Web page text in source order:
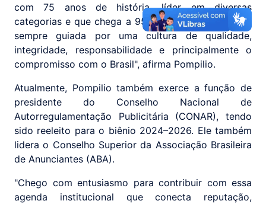
com 75 anos de história, líder em diversas
categorias e que chega a 95% dos lares brasileiros,
sempre guiada por uma cultura de qualidade,
integridade, responsabilidade e principalmente o
compromisso com o Brasil", afirma Pompilio.
Atualmente, Pompilio também exerce a função de
presidente do Conselho Nacional de
Autorregulamentação Publicitária (CONAR), tendo
sido reeleito para o biênio 2024–2026. Ele também
lidera o Conselho Superior da Associação Brasileira
de Anunciantes (ABA).
"Chego com entusiasmo para contribuir com essa
agenda institucional que conecta reputação,